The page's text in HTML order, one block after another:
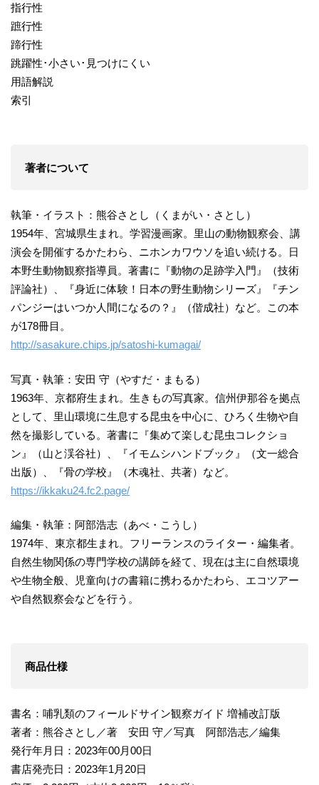
指行性
蹠行性
蹄行性
跳躍性･小さい･見つけにくい
用語解説
索引
著者について
執筆・イラスト：熊谷さとし（くまがい・さとし）
1954年、宮城県生まれ。学習漫画家。里山の動物観察会、講
演会を開催するかたわら、ニホンカワウソを追い続ける。日
本野生動物観察指導員。著書に『動物の足跡学入門』（技術
評論社）、『身近に体験！日本の野生動物シリーズ』『チン
パンジーはいつか人間になるの？』（偕成社）など。この本
が178冊目。
http://sasakure.chips.jp/satoshi-kumagai/
写真・執筆：安田 守（やすだ・まもる）
1963年、京都府生まれ。生きもの写真家。信州伊那谷を拠点
として、里山環境に生息する昆虫を中心に、ひろく生物や自
然を撮影している。著書に『集めて楽しむ昆虫コレクショ
ン』（山と渓谷社）、『イモムシハンドブック』（文一総合
出版）、『骨の学校』（木魂社、共著）など。
https://ikkaku24.fc2.page/
編集・執筆：阿部浩志（あべ・こうし）
1974年、東京都生まれ。フリーランスのライター・編集者。
自然生物関係の専門学校の講師を経て、現在は主に自然環境
や生物全般、児童向けの書籍に携わるかたわら、エコツアー
や自然観察会などを行う。
商品仕様
書名：哺乳類のフィールドサイン観察ガイド 増補改訂版
著者：熊谷さとし／著 安田 守／写真 阿部浩志／編集
発行年月日：2023年00月00日
書店発売日：2023年1月20日